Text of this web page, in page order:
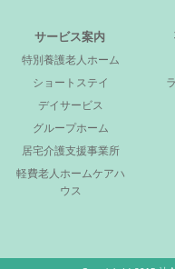
サービス案内
特別養護老人ホーム
ショートステイ
デイサービス
グループホーム
居宅介護支援事業所
軽費老人ホームケアハ
ウス